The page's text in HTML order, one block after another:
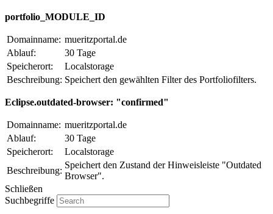
portfolio_MODULE_ID
Domainname: mueritzportal.de
Ablauf:
30 Tage
Speicherort:
Localstorage
Beschreibung: Speichert den gewählten Filter des Portfoliofilters.
Eclipse.outdated-browser: "confirmed"
Domainname: mueritzportal.de
Ablauf:
30 Tage
Speicherort:
Localstorage
Beschreibung:
Speichert den Zustand der Hinweisleiste "Outdated
Browser".
Schließen
Suchbegriffe